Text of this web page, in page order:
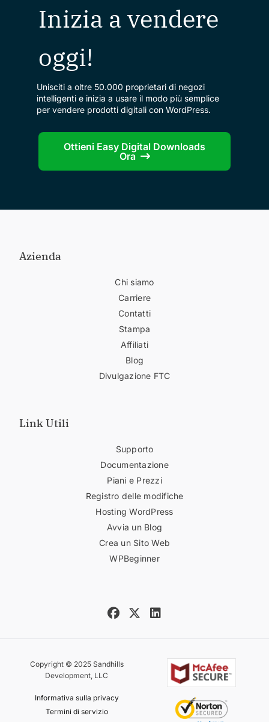
Inizia a vendere
oggi!
Unisciti a oltre 50.000 proprietari di negozi
intelligenti e inizia a usare il modo più semplice
per vendere prodotti digitali con WordPress.
Ottieni Easy Digital Downloads
Ora
Azienda
Chi siamo
Carriere
Contatti
Stampa
Affiliati
Blog
Divulgazione FTC
Link Utili
Supporto
Documentazione
Piani e Prezzi
Registro delle modifiche
Hosting WordPress
Avvia un Blog
Crea un Sito Web
WPBeginner
Copyright © 2025 Sandhills
Development, LLC
Informativa sulla privacy
Termini di servizio